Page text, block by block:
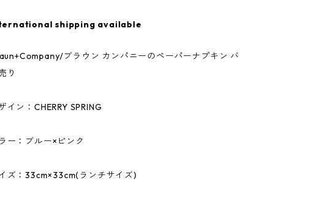
shipping available
ブラウン カンパニーのペーパーナプキン バ
り
イン：CHERRY SPRING
ー：ブルー×ピンク
ズ：33cm×33cm(ランチサイズ)